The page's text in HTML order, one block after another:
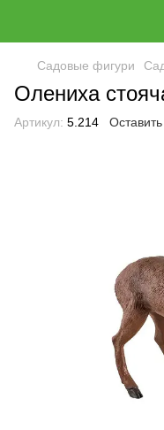
Садовые фигури
Олениха
Артикул: 5.214